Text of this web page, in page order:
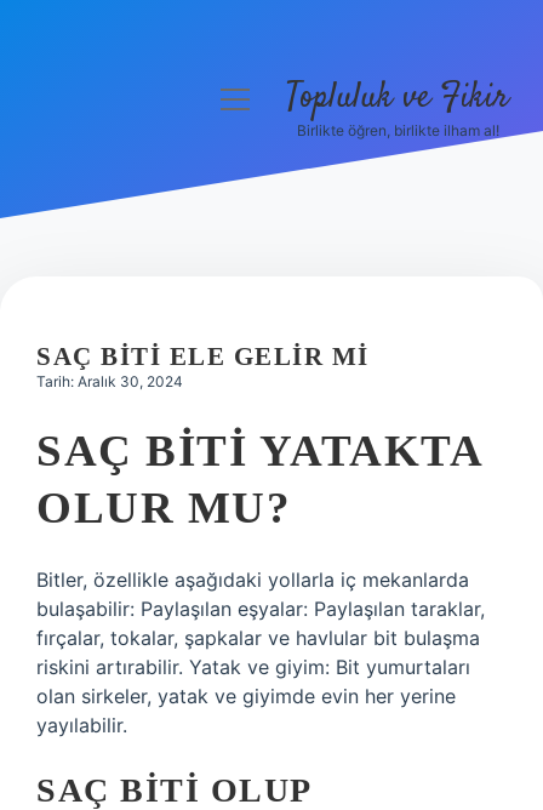
Hakkımızda
menüyüTopluluk ve Fikir
Birlikte öğren, birlikte ilham al!
SAÇ BITI ELE GELIR MI
Tarih: Aralık 30, 2024
SAÇ BITI YATAKTA
OLUR MU?
Bitler, özellikle aşağıdaki yollarla iç mekanlarda
bulaşabilir: Paylaşılan eşyalar: Paylaşılan taraklar,
fırçalar, tokalar, şapkalar ve havlular bit bulaşma
riskini artırabilir. Yatak ve giyim: Bit yumurtaları
olan sirkeler, yatak ve giyimde evin her yerine
yayılabilir.
SAÇ BITI OLUP